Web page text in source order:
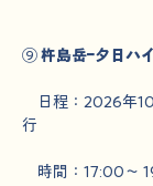
⑨ 杵島岳ｰ夕日ハ
日程：2026年
行
時間：17:00～